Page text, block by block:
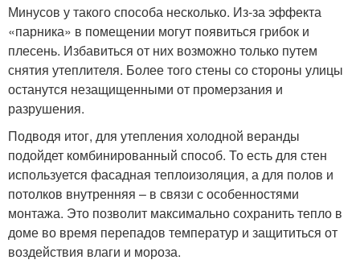
Минусов у такого способа несколько. Из-за эффекта
«парника» в помещении могут появиться грибок и
плесень. Избавиться от них возможно только путем
снятия утеплителя. Более того стены со стороны улицы
останутся незащищенными от промерзания и
разрушения.
Подводя итог, для утепления холодной веранды
подойдет комбинированный способ. То есть для стен
используется фасадная теплоизоляция, а для полов и
потолков внутренняя – в связи с особенностями
монтажа. Это позволит максимально сохранить тепло в
доме во время перепадов температур и защититься от
воздействия влаги и мороза.